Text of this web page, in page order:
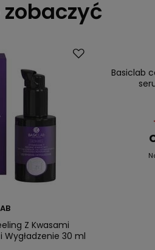
Z Kwasami
30 ml
Promocja
Basiclab